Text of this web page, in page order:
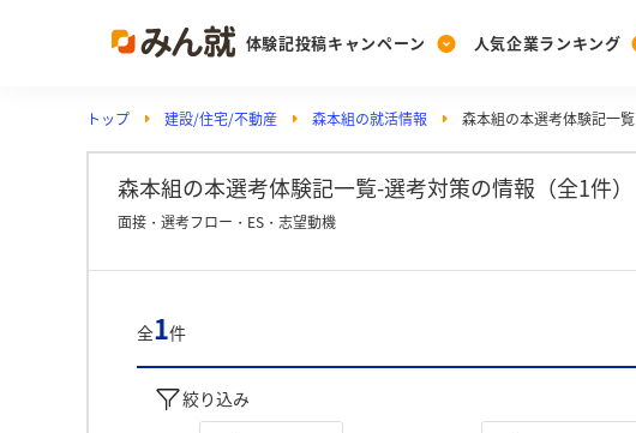
体験記投稿キャンペーン
Post
投稿する
人気企業ランキング
Ranking
ランキングを見る
Vote
PickUp
注目の企業特集
トップ 建設/住宅/不動産 森本組の就活情報 森本組の本選考体験記一覧
森本組の本選考体験記一覧-選考対策の情報（全1件）
面接・選考フロー・ES・志望動機
全1件
絞り込み